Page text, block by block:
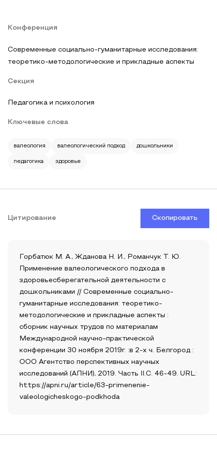
Конференция
Современные социально-гуманитарные исследования:
теоретико-методологические и прикладные аспекты
Секция
Педагогика и психология
Ключевые слова
валеология валеологический подход дошкольники
педагогика здоровье
Цитирование Скопировать
Горбатюк М. А., Жданова Н. И., Романчук Т. Ю.
Применение валеологического подхода в
здоровьесберегательной деятельности с
дошкольниками // Современные социально-
гуманитарные исследования: теоретико-
методологические и прикладные аспекты :
сборник научных трудов по материалам
Международной научно-практической
конференции 30 ноября 2019г. :в 2-х ч. Белгород :
ООО Агентство перспективных научных
исследований (АПНИ), 2019. Часть II.С. 46-49. URL:
https://apni.ru/article/63-primenenie-
valeologicheskogo-podkhoda